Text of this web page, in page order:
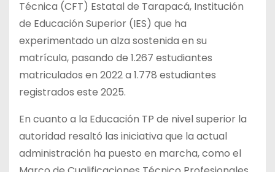
Técnica (CFT) Estatal de Tarapacá, Institución
de Educación Superior (IES) que ha
experimentado un alza sostenida en su
matrícula, pasando de 1.267 estudiantes
matriculados en 2022 a 1.778 estudiantes
registrados este 2025.
En cuanto a la Educación TP de nivel superior la
autoridad resaltó las iniciativa que la actual
administración ha puesto en marcha, como el